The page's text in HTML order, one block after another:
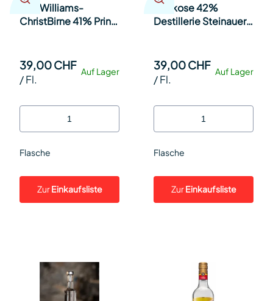
Alte Williams-
ChristBirne 41% Prinz
Auf Lager
39,00 CHF
/Fl.
Flasche
ZurEinkaufsliste
Aprikose 42%
Destillerie Steinauer
Auf Lager
39,00 CHF
/Fl.
Flasche
ZurEinkaufsliste